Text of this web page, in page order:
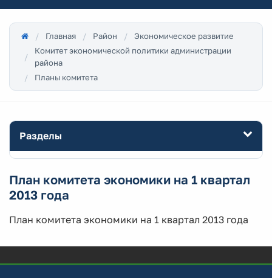
Главная Район
Экономическое развитие
Комитет экономической политики администрации
района
Планы комитета
Разделы
План комитета экономики на 1 квартал
2013 года
План комитета экономики на 1 квартал 2013 года